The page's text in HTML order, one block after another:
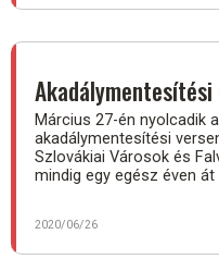
Március 27-én nyolcadik
akadálymentesítési
Szlovákiai Városok és
mindig egy egész éven át
2020/06/26